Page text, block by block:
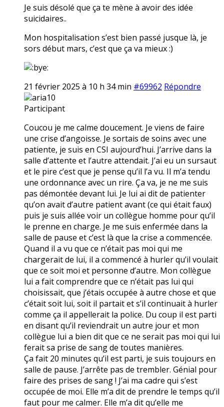
Je suis désolé que ça te mène à avoir des idée
suicidaires..
Mon hospitalisation s’est bien passé jusque là, je
sors début mars, c’est que ça va mieux :)
21 février 2025 à 10 h 34 min #69962 Répondre
aria10
Participant
Coucou je me calme doucement. Je viens de faire
une crise d’angoisse. Je sortais de soins avec une
patiente, je suis en CSI aujourd’hui. J’arrive dans la
salle d’attente et l’autre attendait. J’ai eu un sursaut
et le pire c’est que je pense qu’il l’a vu. Il m’a tendu
une ordonnance avec un rire. Ça va, je ne me suis
pas démontée devant lui. Je lui ai dit de patienter
qu’on avait d’autre patient avant (ce qui était faux)
puis je suis allée voir un collègue homme pour qu’il
le prenne en charge. Je me suis enfermée dans la
salle de pause et c’est là que la crise a commencée.
Quand il a vu que ce n’était pas moi qui me
chargerait de lui, il a commencé à hurler qu’il voulait
que ce soit moi et personne d’autre. Mon collègue
lui a fait comprendre que ce n’était pas lui qui
choisissait, que j’étais occupée à autre chose et que
c’était soit lui, soit il partait et s’il continuait à hurler
comme ça il appellerait la police. Du coup il est parti
en disant qu’il reviendrait un autre jour et mon
collègue lui a bien dit que ce ne serait pas moi qui lui
ferait sa prise de sang de toutes manières.
Ça fait 20 minutes qu’il est parti, je suis toujours en
salle de pause. J’arrête pas de trembler. Génial pour
faire des prises de sang ! J’ai ma cadre qui s’est
occupée de moi. Elle m’a dit de prendre le temps qu’il
faut pour me calmer. Elle m’a dit qu’elle me